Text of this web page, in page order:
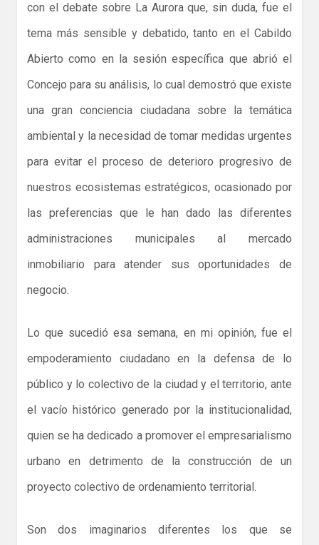
con el debate sobre La Aurora que, sin duda, fue el
tema más sensible y debatido, tanto en el Cabildo
Abierto como en la sesión específica que abrió el
Concejo para su análisis, lo cual demostró que existe
una gran conciencia ciudadana sobre la temática
ambiental y la necesidad de tomar medidas urgentes
para evitar el proceso de deterioro progresivo de
nuestros ecosistemas estratégicos, ocasionado por
las preferencias que le han dado las diferentes
administraciones municipales al mercado
inmobiliario para atender sus oportunidades de
negocio.
Lo que sucedió esa semana, en mi opinión, fue el
empoderamiento ciudadano en la defensa de lo
público y lo colectivo de la ciudad y el territorio, ante
el vacío histórico generado por la institucionalidad,
quien se ha dedicado a promover el empresarialismo
urbano en detrimento de la construcción de un
proyecto colectivo de ordenamiento territorial.
Son dos imaginarios diferentes los que se